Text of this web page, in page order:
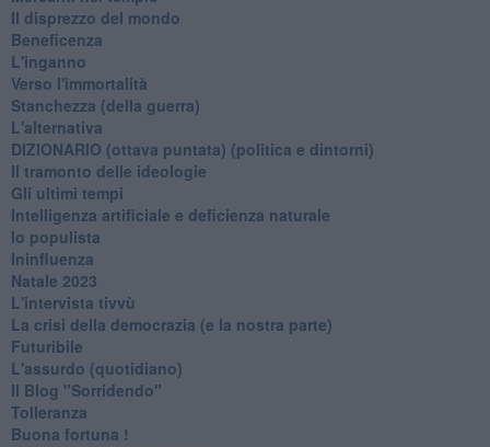
Il disprezzo del mondo
Beneficenza
L'inganno
Verso l'immortalità
Stanchezza (della guerra)
L'alternativa
​DIZIONARIO (ottava puntata) (politica e dintorni)
Il tramonto delle ideologie
Gli ultimi tempi
Intelligenza artificiale e deficienza naturale
Io populista
Ininfluenza
Natale 2023
L'intervista tivvù
La crisi della democrazia (e la nostra parte)
Futuribile
L'assurdo (quotidiano)
Il Blog "Sorridendo"
Tolleranza
Buona fortuna !